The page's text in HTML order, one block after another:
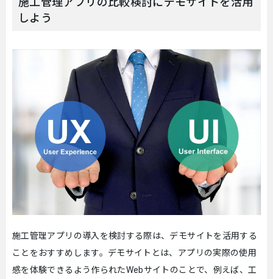
しよう
施工管理アプリの導入を検討する際は、デモサイトを活用する
ことをおすすめします。デモサイトとは、アプリの実際の使用
感を体験できるよう作られたWebサイトのことで、例えば、工